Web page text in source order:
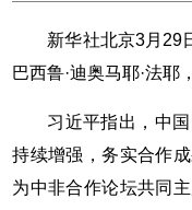
新华社北京3月
巴西鲁·迪奥马耶·法耶
习近平指出，中
持续增强，务实合作
为中非合作论坛共同